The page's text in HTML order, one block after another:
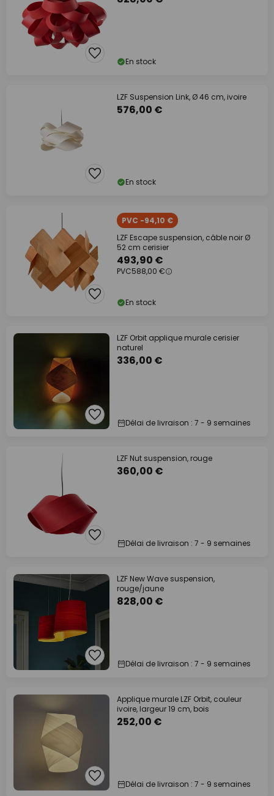
En stock
LZF Suspension Link, Ø 46 cm, ivoire
576,00 €
En stock
PVC -94,10 €
LZF Escape suspension, câble noir Ø
52 cm cerisier
493,90 €
PVC588,00 €
En stock
LZF Orbit applique murale cerisier
naturel
336,00 €
Délai de livraison : 7 - 9 semaines
LZF Nut suspension, rouge
360,00 €
Délai de livraison : 7 - 9 semaines
LZF New Wave suspension,
rouge/jaune
828,00 €
Délai de livraison : 7 - 9 semaines
Applique murale LZF Orbit, couleur
ivoire, largeur 19 cm, bois
252,00 €
Délai de livraison : 7 - 9 semaines